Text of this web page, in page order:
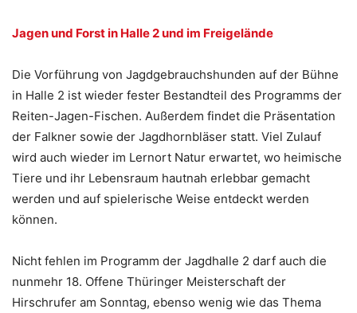
Jagen und Forst in Halle 2 und im Freigelände
Die Vorführung von Jagdgebrauchshunden auf der Bühne
in Halle 2 ist wieder fester Bestandteil des Programms der
Reiten-Jagen-Fischen. Außerdem findet die Präsentation
der Falkner sowie der Jagdhornbläser statt. Viel Zulauf
wird auch wieder im Lernort Natur erwartet, wo heimische
Tiere und ihr Lebensraum hautnah erlebbar gemacht
werden und auf spielerische Weise entdeckt werden
können.
Nicht fehlen im Programm der Jagdhalle 2 darf auch die
nunmehr 18. Offene Thüringer Meisterschaft der
Hirschrufer am Sonntag, ebenso wenig wie das Thema